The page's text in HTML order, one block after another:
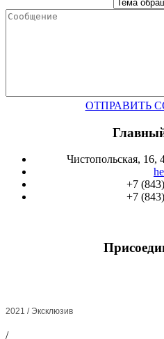
ОТПРАВИТЬ
Чистопольская, 16,
+7
+7
2021 / Эксклюзив
/